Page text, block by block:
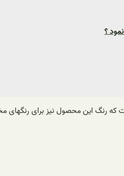
؟
رنگ این محصول نیز برای رنگهای مختلف